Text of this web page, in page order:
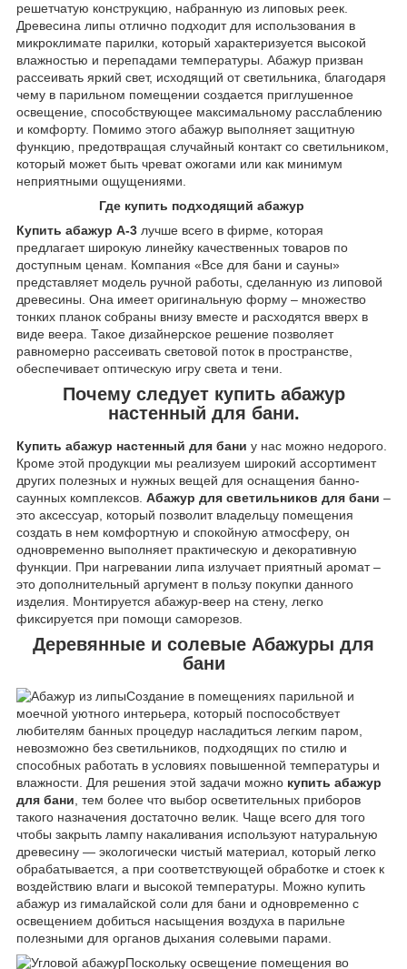
решетчатую конструкцию, набранную из липовых реек.
Древесина липы отлично подходит для использования в
микроклимате парилки, который характеризуется высокой
влажностью и перепадами температуры. Абажур призван
рассеивать яркий свет, исходящий от светильника, благодаря
чему в парильном помещении создается приглушенное
освещение, способствующее максимальному расслаблению
и комфорту. Помимо этого абажур выполняет защитную
функцию, предотвращая случайный контакт со светильником,
который может быть чреват ожогами или как минимум
неприятными ощущениями.
Где купить подходящий абажур
Купить абажур А-3 лучше всего в фирме, которая
предлагает широкую линейку качественных товаров по
доступным ценам. Компания «Все для бани и сауны»
представляет модель ручной работы, сделанную из липовой
древесины. Она имеет оригинальную форму – множество
тонких планок собраны внизу вместе и расходятся вверх в
виде веера. Такое дизайнерское решение позволяет
равномерно рассеивать световой поток в пространстве,
обеспечивает оптическую игру света и тени.
Почему следует купить абажур
настенный для бани.
Купить абажур настенный для бани у нас можно недорого.
Кроме этой продукции мы реализуем широкий ассортимент
других полезных и нужных вещей для оснащения банно-
саунных комплексов. Абажур для светильников для бани –
это аксессуар, который позволит владельцу помещения
создать в нем комфортную и спокойную атмосферу, он
одновременно выполняет практическую и декоративную
функции. При нагревании липа излучает приятный аромат –
это дополнительный аргумент в пользу покупки данного
изделия. Монтируется абажур-веер на стену, легко
фиксируется при помощи саморезов.
Деревянные и солевые Абажуры для
бани
Создание в помещениях парильной и
моечной уютного интерьера, который поспособствует
любителям банных процедур насладиться легким паром,
невозможно без светильников, подходящих по стилю и
способных работать в условиях повышенной температуры и
влажности. Для решения этой задачи можно купить абажур
для бани , тем более что выбор осветительных приборов
такого назначения достаточно велик. Чаще всего для того
чтобы закрыть лампу накаливания используют натуральную
древесину — экологически чистый материал, который легко
обрабатывается, а при соответствующей обработке и стоек к
воздействию влаги и высокой температуры. Можно купить
абажур из гималайской соли для бани и одновременно с
освещением добиться насыщения воздуха в парильне
полезными для органов дыхания солевыми парами.
Поскольку освещение помещения во